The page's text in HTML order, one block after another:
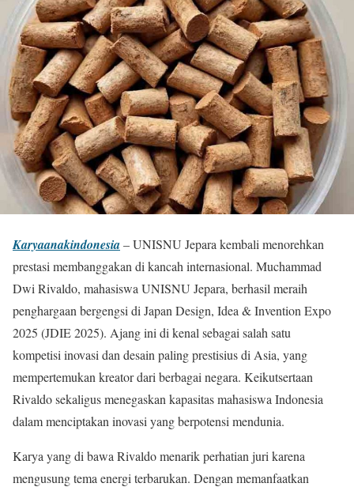
Karyaanakindonesia– UNISNU Jepara kembali menorehkan
prestasi membanggakan di kancah internasional. Muchammad
Dwi Rivaldo, mahasiswa UNISNU Jepara, berhasil meraih
penghargaan bergengsi di Japan Design, Idea & Invention Expo
2025 (JDIE 2025). Ajang ini di kenal sebagai salah satu
kompetisi inovasi dan desain paling prestisius di Asia, yang
mempertemukan kreator dari berbagai negara. Keikutsertaan
Rivaldo sekaligus menegaskan kapasitas mahasiswa Indonesia
dalam menciptakan inovasi yang berpotensi mendunia.
Karya yang di bawa Rivaldo menarik perhatian juri karena
mengusung tema energi terbarukan. Dengan memanfaatkan